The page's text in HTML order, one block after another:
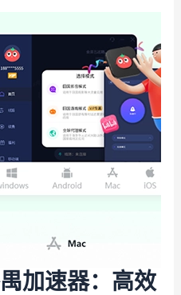
加速器：高效